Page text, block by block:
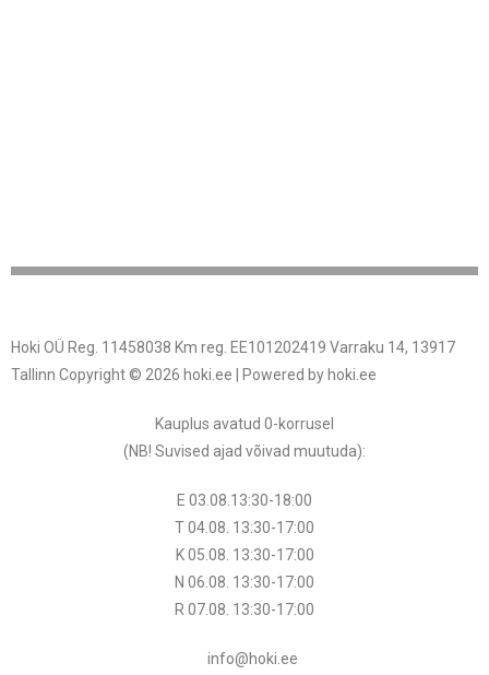
Hoki OÜ Reg. 11458038 Km reg. EE101202419 Varraku 14, 13917
Tallinn Copyright © 2026 hoki.ee | Powered by hoki.ee
Kauplus avatud 0-korrusel
(NB! Suvised ajad võivad muutuda):
E 03.08.13:30-18:00
T 04.08. 13:30-17:00
K 05.08. 13:30-17:00
N 06.08. 13:30-17:00
R 07.08. 13:30-17:00
info@hoki.ee